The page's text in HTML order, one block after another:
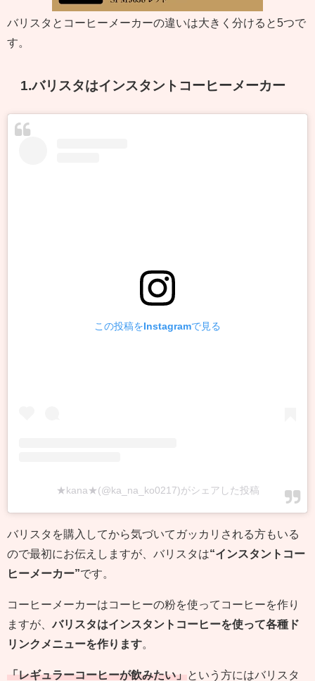
バリスタとコーヒーメーカーの違いは大きく分けると5つで
す。
1.バリスタはインスタントコーヒーメーカー
この投稿をInstagramで見る
★kana★(@ka_na_ko0217)がシェアした投稿
バリスタを購入してから気づいてガッカリされる方もいる
ので最初にお伝えしますが、バリスタは“インスタントコー
ヒーメーカー”です。
コーヒーメーカーはコーヒーの粉を使ってコーヒーを作り
ますが、 バリスタはインスタントコーヒーを使って各種ド
リンクメニューを作ります
「レギュラーコーヒーが飲みたい」という方にはバリスタ